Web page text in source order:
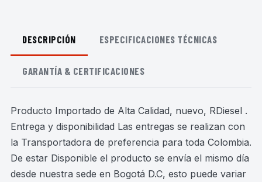
DESCRIPCIÓN ESPECIFICACIONES TÉCNICAS
GARANTÍA & CERTIFICACIONES
Producto Importado de Alta Calidad, nuevo, RDiesel .
Entrega y disponibilidad Las entregas se realizan con
la Transportadora de preferencia para toda Colombia.
De estar Disponible el producto se envía el mismo día
desde nuestra sede en Bogotá D.C, esto puede variar